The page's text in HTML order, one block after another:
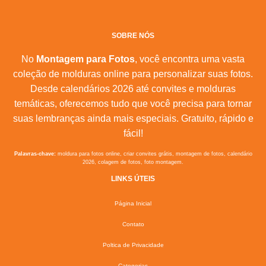
SOBRE NÓS
No Montagem para Fotos, você encontra uma vasta
coleção de molduras online para personalizar suas fotos.
Desde calendários 2026 até convites e molduras
temáticas, oferecemos tudo que você precisa para tornar
suas lembranças ainda mais especiais. Gratuito, rápido e
fácil!
Palavras-chave:moldura para fotos online, criar convites grátis, montagem de fotos, calendário
2026, colagem de fotos, foto montagem.
LINKS ÚTEIS
Página Inicial
Contato
Poltica de Privacidade